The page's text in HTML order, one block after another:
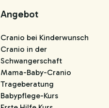
Angebot
Cranio bei Kinderwunsch
Cranio in der
Schwangerschaft
Mama-Baby-Cranio
Trageberatung
Babypflege-Kurs